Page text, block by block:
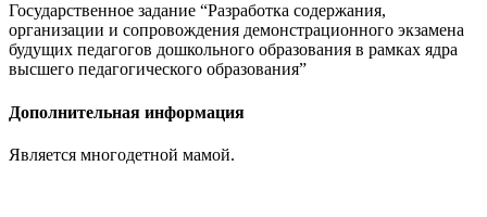
Государственное задание “Разработка содержания,
организации и сопровождения демонстрационного экзамена
будущих педагогов дошкольного образования в рамках ядра
высшего педагогического образования”
Дополнительная информация
Является многодетной мамой.